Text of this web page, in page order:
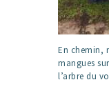
En chemin,
mangues
l’arbre du